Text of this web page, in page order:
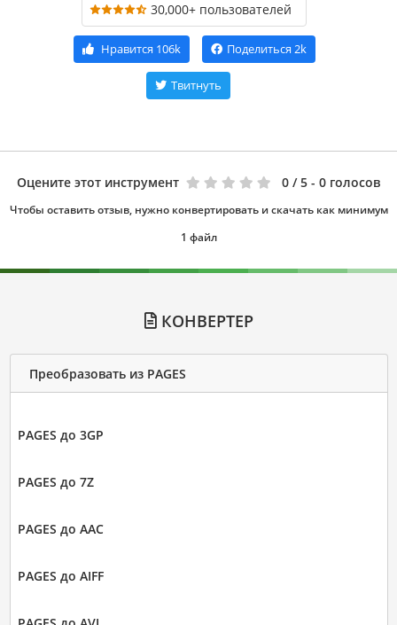
30,000+ пользователей
Нравится 106k Поделиться 2k
Твитнуть
Оцените этот инструмент 0 / 5 - 0 голосов
Чтобы оставить отзыв, нужно конвертировать и скачать как минимум
1 файл
КОНВЕРТЕР
Преобразовать из PAGES
PAGES до 3GP
PAGES до 7Z
PAGES до AAC
PAGES до AIFF